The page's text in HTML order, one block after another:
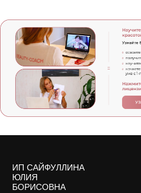
ИП САЙФУЛЛИНА
ЮЛИЯ
БОРИСОВНА